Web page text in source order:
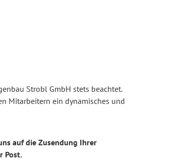
Strobl GmbH stets beachtet.
Mitarbeitern ein dynamisches und
auf die Zusendung Ihrer
Post.